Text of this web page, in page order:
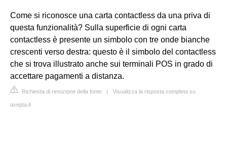
Come si riconosce una carta contactless da una priva di
questa funzionalità? Sulla superficie di ogni carta
contactless è presente un simbolo con tre onde bianche
crescenti verso destra: questo è il simbolo del contactless
che si trova illustrato anche sui terminali POS in grado di
accettare pagamenti a distanza.
Richiesta di rimozione della fonte | Visualizza la risposta completa su
axepta.it